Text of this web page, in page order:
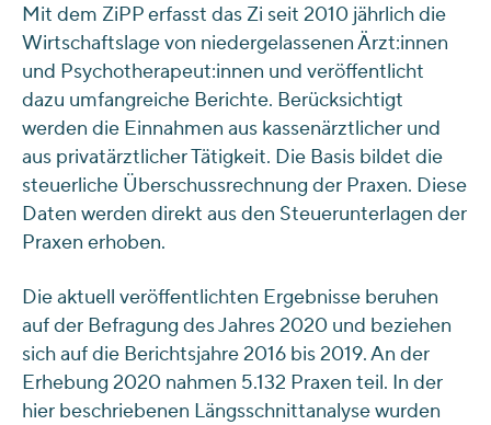
Mit dem ZiPP erfasst das Zi seit 2010 jährlich die
Wirtschaftslage von niedergelassenen Ärzt:innen
und Psychotherapeut:innen und veröffentlicht
dazu umfangreiche Berichte. Berücksichtigt
werden die Einnahmen aus kassenärztlicher und
aus privatärztlicher Tätigkeit. Die Basis bildet die
steuerliche Überschussrechnung der Praxen. Diese
Daten werden direkt aus den Steuerunterlagen der
Praxen erhoben.
Die aktuell veröffentlichten Ergebnisse beruhen
auf der Befragung des Jahres 2020 und beziehen
sich auf die Berichtsjahre 2016 bis 2019. An der
Erhebung 2020 nahmen 5.132 Praxen teil. In der
hier beschriebenen Längsschnittanalyse wurden